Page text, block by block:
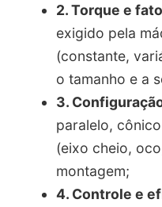
2. Torque e
exigido pela
(constante,
o tamanho e a
3.
paralelo,
(eixo cheio,
montagem;
4. Controle e